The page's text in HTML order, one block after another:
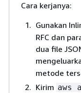
Cara kerjanya:
Gunakan
RFC dan
dua file
metode
Kirim aws